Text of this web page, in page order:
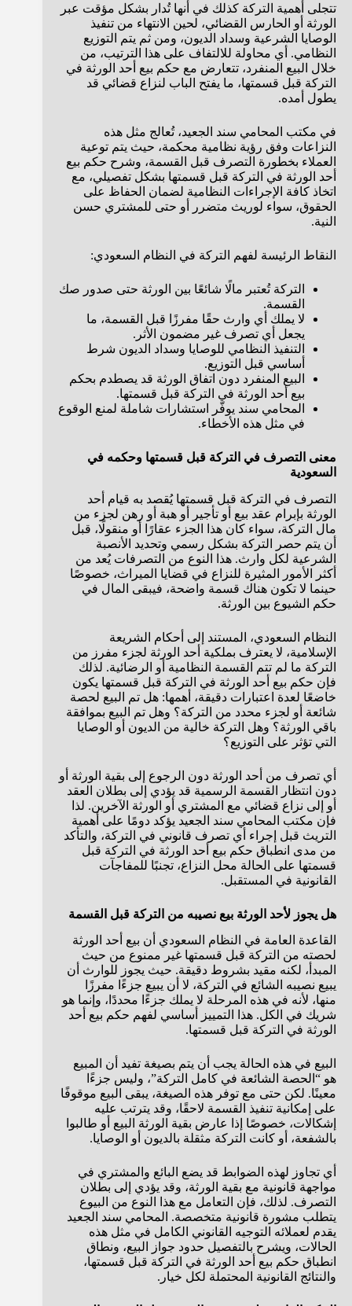
تتجلى أهمية التركة كذلك في أنها تُدار بشكل مؤقت عبر
الورثة أو الحارس القضائي، لحين الانتهاء من تنفيذ
الوصايا الشرعية وسداد الديون، ومن ثم يتم التوزيع
النظامي. أي محاولة للالتفاف على هذا الترتيب، من
خلال البيع المنفرد، تتعارض مع حكم بيع أحد الورثة في
التركة قبل قسمتها، ما يفتح الباب لنزاع قضائي قد
يطول أمده.
في مكتب المحامي سند الجعيد، تُعالج مثل هذه
النزاعات وفق رؤية نظامية محكمة، حيث يتم توعية
العملاء بخطورة التصرف قبل القسمة، وشرح حكم بيع
أحد الورثة في التركة قبل قسمتها بشكل تفصيلي، مع
اتخاذ كافة الإجراءات النظامية لضمان الحفاظ على
الحقوق، سواء لوريث متضرر أو حتى للمشتري حسن
النية.
النقاط الرئيسة لفهم التركة في النظام السعودي:
التركة تُعتبر مالًا شائعًا بين الورثة حتى صدور صك
القسمة.
لا يملك أي وارث حقًا مفرزًا قبل القسمة، ما
يجعل أي تصرف غير مضمون الأثر.
التنفيذ النظامي للوصايا وسداد الديون شرط
أساسي قبل التوزيع.
البيع المنفرد دون اتفاق الورثة قد يصطدم بحكم
بيع أحد الورثة في التركة قبل قسمتها.
المحامي سند يوفّر استشارات شاملة لمنع الوقوع
في مثل هذه الأخطاء.
معنى التصرف في التركة قبل قسمتها وحكمه في
السعودية
التصرف في التركة قبل قسمتها يُقصد به قيام أحد
الورثة بإبرام عقد بيع أو تأجير أو هبة أو رهن لجزء من
مال التركة، سواء كان هذا الجزء عقارًا أو منقولًا، قبل
أن يتم حصر التركة بشكل رسمي وتحديد الأنصبة
الشرعية لكل وارث. هذا النوع من التصرفات يُعد من
أكثر الأمور المثيرة للنزاع في قضايا الميراث، خصوصًا
حينما لا تكون هناك قسمة واضحة، فيبقى المال في
حكم الشيوع بين الورثة.
النظام السعودي، المستند إلى أحكام الشريعة
الإسلامية، لا يعترف بملكية أحد الورثة لجزء مفرز من
التركة ما لم تتم القسمة النظامية أو الرضائية. لذلك
فإن حكم بيع أحد الورثة في التركة قبل قسمتها يكون
خاضعًا لعدة اعتبارات دقيقة، أهمها: هل تم البيع لحصة
شائعة أو لجزء محدد من التركة؟ وهل تم البيع بموافقة
باقي الورثة؟ وهل التركة خالية من الديون أو الوصايا
التي تؤثر على التوزيع؟
أي تصرف من أحد الورثة دون الرجوع إلى بقية الورثة أو
دون انتظار القسمة الرسمية قد يؤدي إلى بطلان العقد
أو إلى نزاع قضائي مع المشتري أو الورثة الآخرين. لذا
فإن مكتب المحامي سند الجعيد يؤكد دومًا على أهمية
التريث قبل إجراء أي تصرف قانوني في التركة، والتأكد
من مدى انطباق حكم بيع أحد الورثة في التركة قبل
قسمتها على الحالة محل النزاع، تجنبًا للمفاجآت
القانونية في المستقبل.
هل يجوز لأحد الورثة بيع نصيبه من التركة قبل القسمة
القاعدة العامة في النظام السعودي أن بيع أحد الورثة
لحصته من التركة قبل قسمتها غير ممنوع من حيث
المبدأ، لكنه مقيد بشروط دقيقة. حيث يجوز للوارث أن
يبيع نصيبه الشائع في التركة، لا أن يبيع جزءًا مفرزًا
منها، لأنه في هذه المرحلة لا يملك جزءًا محددًا، وإنما هو
شريك في الكل. هذا التمييز أساسي لفهم حكم بيع أحد
الورثة في التركة قبل قسمتها.
البيع في هذه الحالة يجب أن يتم بصيغة تفيد أن المبيع
هو “الحصة الشائعة في كامل التركة”، وليس جزءًا
معينًا. لكن حتى مع توفر هذه الصيغة، يبقى البيع موقوفًا
على إمكانية تنفيذ القسمة لاحقًا، وقد يترتب عليه
إشكالات، خصوصًا إذا عارض بقية الورثة البيع أو طالبوا
بالشفعة، أو كانت التركة مثقلة بالديون أو الوصايا.
أي تجاوز لهذه الضوابط قد يضع البائع والمشتري في
مواجهة قانونية مع بقية الورثة، وقد يؤدي إلى بطلان
التصرف. لذلك، فإن التعامل مع هذا النوع من البيوع
يتطلب مشورة قانونية متخصصة. المحامي سند الجعيد
يقدم لعملائه التوجيه القانوني الكامل في مثل هذه
الحالات، ويشرح بالتفصيل حدود جواز البيع، ونطاق
انطباق حكم بيع أحد الورثة في التركة قبل قسمتها،
والنتائج القانونية المحتملة لكل خيار.